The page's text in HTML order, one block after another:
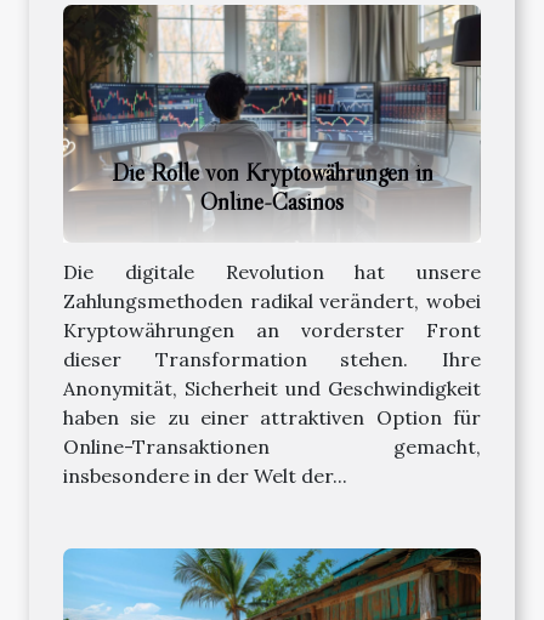
Die Rolle von Kryptowährungen in
Online-Casinos
Die digitale Revolution hat unsere
Zahlungsmethoden radikal verändert, wobei
Kryptowährungen an vorderster Front
dieser Transformation stehen. Ihre
Anonymität, Sicherheit und Geschwindigkeit
haben sie zu einer attraktiven Option für
Online-Transaktionen gemacht,
insbesondere in der Welt der...